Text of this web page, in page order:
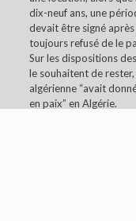
dix-neuf ans, une
devait être signé
toujours refusé de le
Sur les dispositions
le souhaitent de
algérienne “avait
en paix” en Algérie.